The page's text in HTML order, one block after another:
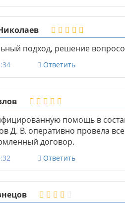
подход, решение
Ответить
помощь в
Д. В. оперативно провела
договор.
Ответить